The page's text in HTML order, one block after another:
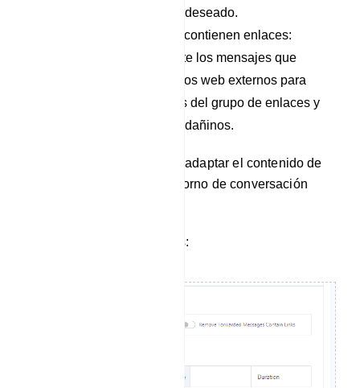
spam y el contenido no deseado.
Eliminar mensajes que contienen enlaces:
elimina automáticamente los mensajes que
contienen enlaces a sitios web externos para
proteger a los miembros del grupo de enlaces y
estafas potencialmente dañinos.
Utilice estas opciones para adaptar el contenido de
su grupo y mantener un entorno de conversación
Filtrar mensajes reenviados: